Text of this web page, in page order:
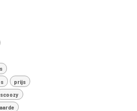
prijs
scoozy